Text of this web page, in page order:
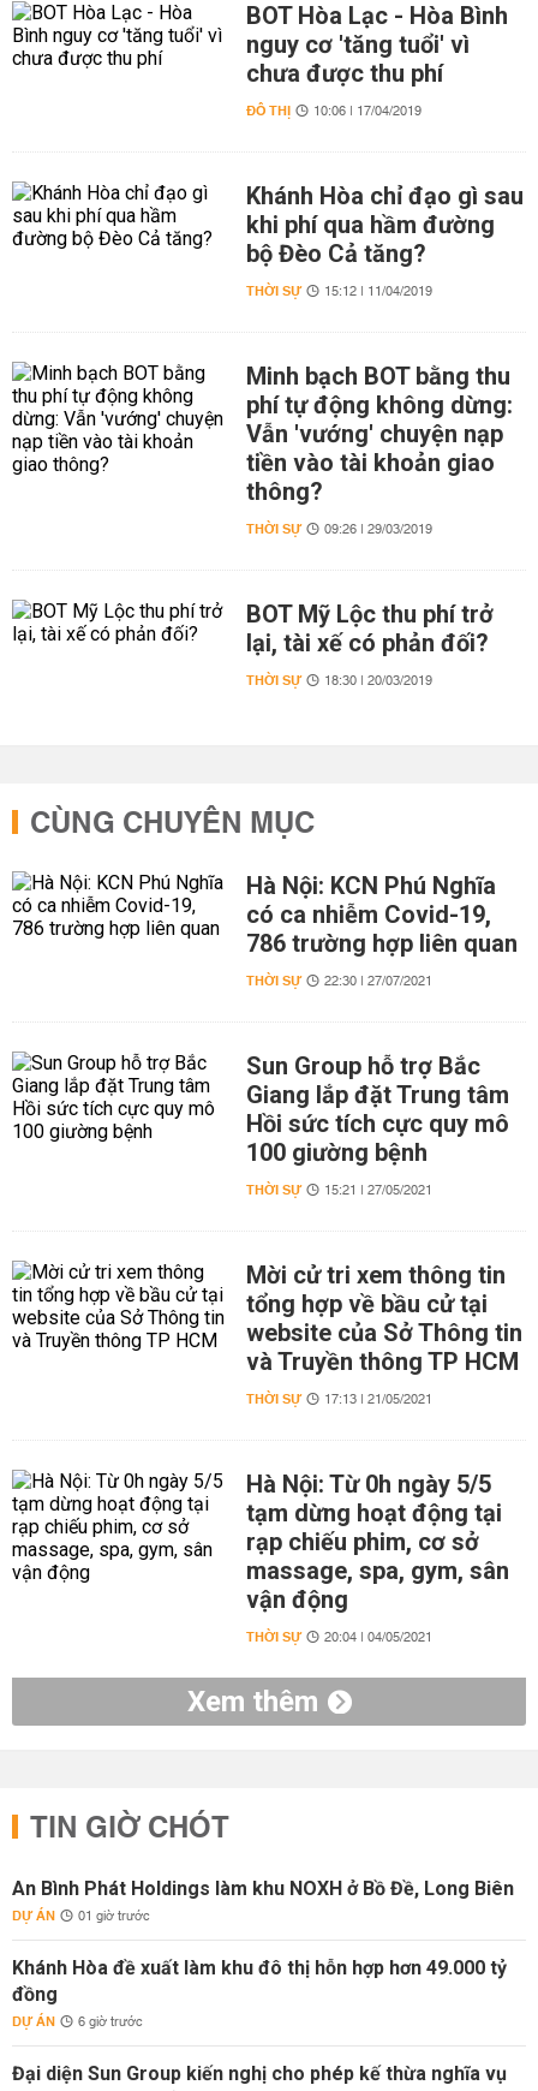
BOT Hòa Lạc - Hòa Bình
nguy cơ 'tăng tuổi' vì
chưa được thu phí
ĐÔ THỊ 10:06 | 17/04/2019
Khánh Hòa chỉ đạo gì sau
khi phí qua hầm đường
bộ Đèo Cả tăng?
THỜI SỰ 15:12 | 11/04/2019
Minh bạch BOT bằng thu
phí tự động không dừng:
Vẫn 'vướng' chuyện nạp
tiền vào tài khoản giao
thông?
THỜI SỰ 09:26 | 29/03/2019
BOT Mỹ Lộc thu phí trở
lại, tài xế có phản đối?
THỜI SỰ 18:30 | 20/03/2019
CÙNG CHUYÊN MỤC
Hà Nội: KCN Phú Nghĩa
có ca nhiễm Covid-19,
786 trường hợp liên quan
THỜI SỰ 22:30 | 27/07/2021
Sun Group hỗ trợ Bắc
Giang lắp đặt Trung tâm
Hồi sức tích cực quy mô
100 giường bệnh
THỜI SỰ 15:21 | 27/05/2021
Mời cử tri xem thông tin
tổng hợp về bầu cử tại
website của Sở Thông tin
và Truyền thông TP HCM
THỜI SỰ 17:13 | 21/05/2021
Hà Nội: Từ 0h ngày 5/5
tạm dừng hoạt động tại
rạp chiếu phim, cơ sở
massage, spa, gym, sân
vận động
THỜI SỰ 20:04 | 04/05/2021
Xem thêm
TIN GIỜ CHÓT
An Bình Phát Holdings làm khu NOXH ở Bồ Đề, Long Biên
DỰ ÁN 01 giờ trước
Khánh Hòa đề xuất làm khu đô thị hỗn hợp hơn 49.000 tỷ
đồng
DỰ ÁN 6 giờ trước
Đại diện Sun Group kiến nghị cho phép kế thừa nghĩa vụ